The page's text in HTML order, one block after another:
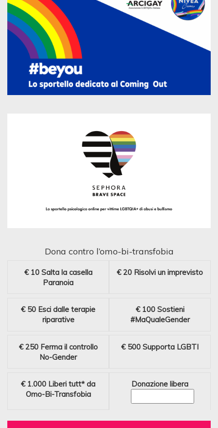
Dona contro l’omo-bi-transfobia
€ 10 Salta la casella
Paranoia
€ 20 Risolvi un imprevisto
€ 50 Esci dalle terapie
riparative
€ 100 Sostieni
#MaQualeGender
€ 250 Ferma il controllo
No-Gender
€ 500 Supporta LGBTI
€ 1.000 Liberi tutt* da
Omo-Bi-Transfobia
Donazione libera